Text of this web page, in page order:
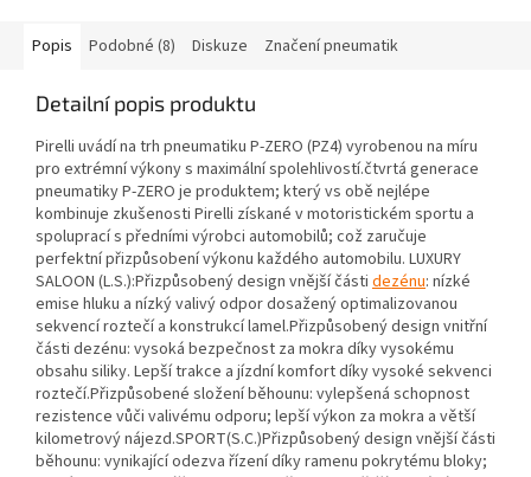
Popis Podobné (8) Diskuze Značení pneumatik
Detailní popis produktu
Pirelli uvádí na trh pneumatiku P-ZERO (PZ4) vyrobenou na míru
pro extrémní výkony s maximální spolehlivostí.čtvrtá generace
pneumatiky P-ZERO je produktem; který vs obě nejlépe
kombinuje zkušenosti Pirelli získané v motoristickém sportu a
spoluprací s předními výrobci automobilů; což zaručuje
perfektní přizpůsobení výkonu každého automobilu. LUXURY
SALOON (L.S.):Přizpůsobený design vnější části dezénu: nízké
emise hluku a nízký valivý odpor dosažený optimalizovanou
sekvencí roztečí a konstrukcí lamel.Přizpůsobený design vnitřní
části dezénu: vysoká bezpečnost za mokra díky vysokému
obsahu siliky. Lepší trakce a jízdní komfort díky vysoké sekvenci
roztečí.Přizpůsobené složení běhounu: vylepšená schopnost
rezistence vůči valivému odporu; lepší výkon za mokra a větší
kilometrový nájezd.SPORT(S.C.)Přizpůsobený design vnější části
běhounu: vynikající odezva řízení díky ramenu pokrytému bloky;